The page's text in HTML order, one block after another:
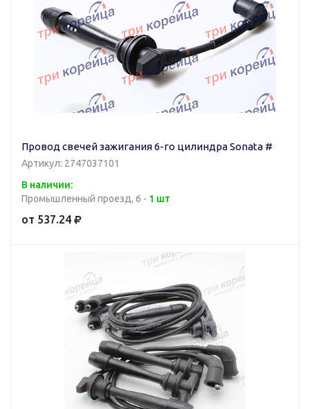
Провод свечей зажигания 6-го цилиндра Sonata #
Артикул: 2747037101
В наличии:
Промышленный проезд, 6 - 1 шт
от 537.24